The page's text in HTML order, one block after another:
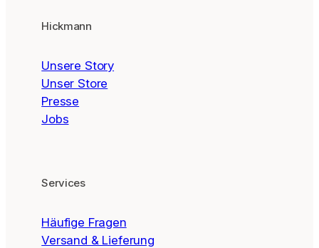
Hickmann
Unsere Story
Unser Store
Presse
Jobs
Services
Häufige Fragen
Versand & Lieferung